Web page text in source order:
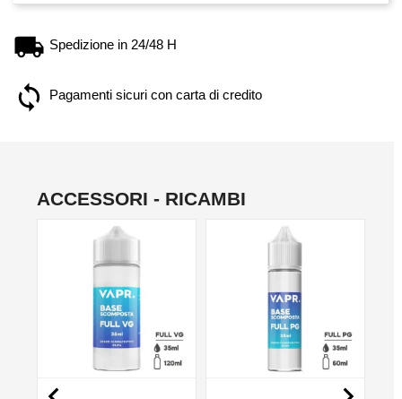
Spedizione in 24/48 H
Pagamenti sicuri con carta di credito
ACCESSORI - RICAMBI